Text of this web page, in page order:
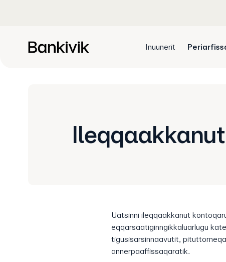
Inuunerit
Uatsinni ileqqaakkanut
eqqarsaatiginngikkaluarlugu
tigusisarsinnaavutit,
annerpaaffissaqaratik.